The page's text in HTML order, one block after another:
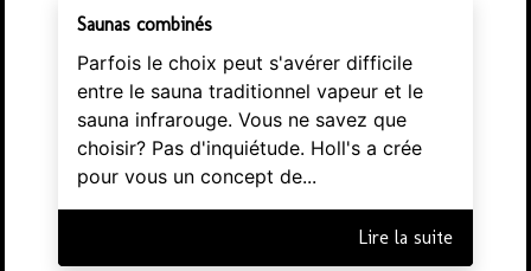
Saunas combinés
Parfois le choix peut s'avérer difficile
entre le sauna traditionnel vapeur et le
sauna infrarouge. Vous ne savez que
choisir? Pas d'inquiétude. Holl's a crée
pour vous un concept de...
Lire la suite